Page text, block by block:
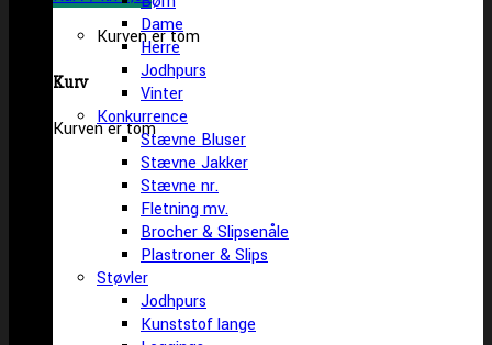
Kurven er tom
Kurv
Kurven er tom
Dame
Herre
Jodhpurs
Vinter
Konkurrence
Stævne Bluser
Stævne Jakker
Stævne nr.
Fletning mv.
Brocher & Slipsenåle
Plastroner & Slips
Støvler
Jodhpurs
Kunststof lange